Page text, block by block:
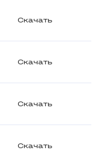
Скачать
Скачать
Скачать
Скачать